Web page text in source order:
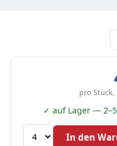
pro
✓ auf Lager —
In den